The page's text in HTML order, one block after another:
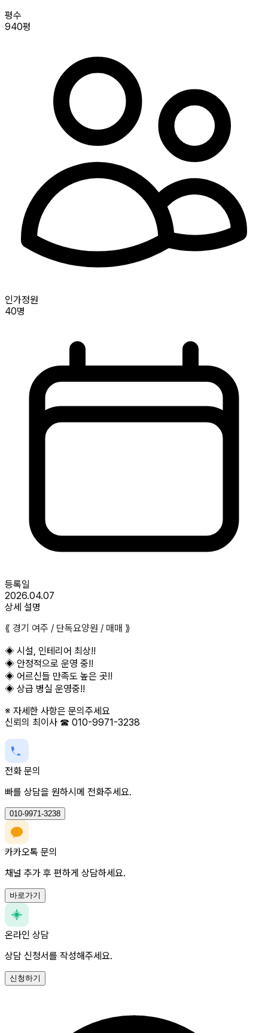
평수
940평
인가정원
40명
등록일
2026.04.07
상세 설명
⟪ 경기 여주 / 단독요양원 / 매매 ⟫
◈ 시설, 인테리어 최상!!
◈ 안정적으로 운영 중!!
◈ 어르신들 만족도 높은 곳!!
◈ 상급 병실 운영중!!
※ 자세한 사항은 문의주세요
신뢰의 최이사 ☎ 010-9971-3238
전화 문의
빠를 상담을 원하시메 전화주세요.
010-9971-3238
카카오톡 문의
채널 추가 후 편하게 상담하세요.
바로가기
온라인 상담
상담 신청서를 작성해주세요.
신청하기